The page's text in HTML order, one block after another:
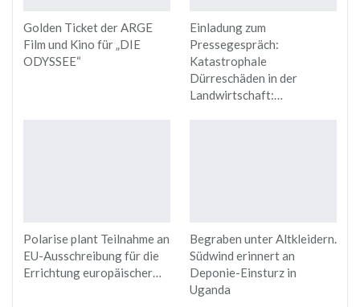
Golden Ticket der ARGE
Film und Kino für „DIE
ODYSSEE“
Einladung zum
Pressegespräch:
Katastrophale
Dürreschäden in der
Landwirtschaft:…
Polarise plant Teilnahme an
EU-Ausschreibung für die
Errichtung europäischer…
Begraben unter Altkleidern.
Südwind erinnert an
Deponie-Einsturz in
Uganda